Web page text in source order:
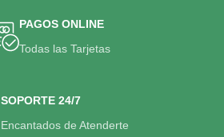
PAGOS ONLINE
Todas las Tarjetas
SOPORTE 24/7
Encantados de Atenderte